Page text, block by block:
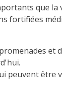
que la
fortifiées
et
peuvent être